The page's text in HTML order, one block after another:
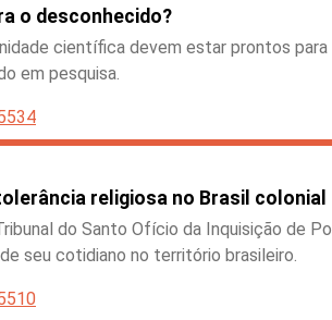
o desconhecido?
científica devem estar prontos
em pesquisa.
religiosa no Brasil colonial
do Santo Ofício da Inquisição de
seu cotidiano no território brasileiro.